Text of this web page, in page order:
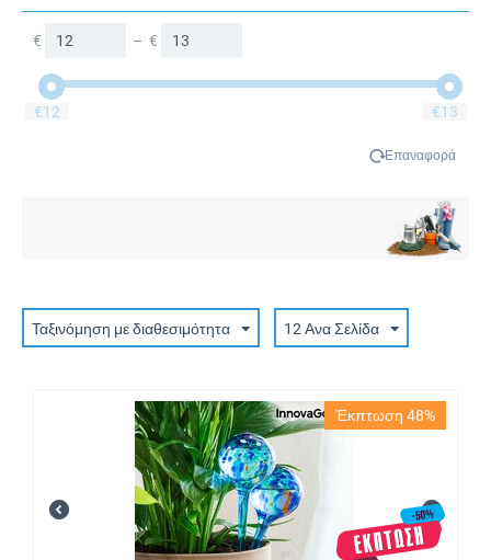
€ – €
‎€12 ‎€13
Επαναφορά
Ταξινόμηση με διαθεσιμότητα 12 Ανα Σελίδα
Έκπτωση 48%